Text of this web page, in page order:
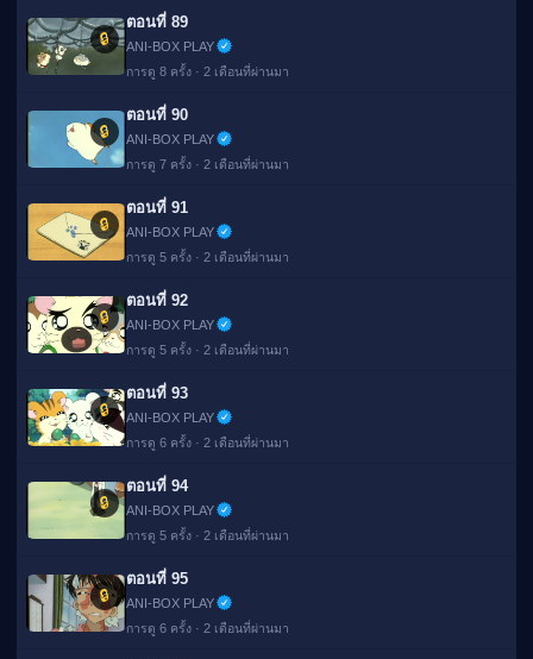
🔒
ตอนที่ 89
ANI-BOX PLAY
การดู 8 ครั้ง · 2 เดือนที่ผ่านมา
🔒
ตอนที่ 90
ANI-BOX PLAY
การดู 7 ครั้ง · 2 เดือนที่ผ่านมา
🔒
ตอนที่ 91
ANI-BOX PLAY
การดู 5 ครั้ง · 2 เดือนที่ผ่านมา
🔒
ตอนที่ 92
ANI-BOX PLAY
การดู 5 ครั้ง · 2 เดือนที่ผ่านมา
🔒
ตอนที่ 93
ANI-BOX PLAY
การดู 6 ครั้ง · 2 เดือนที่ผ่านมา
🔒
ตอนที่ 94
ANI-BOX PLAY
การดู 5 ครั้ง · 2 เดือนที่ผ่านมา
🔒
ตอนที่ 95
ANI-BOX PLAY
การดู 6 ครั้ง · 2 เดือนที่ผ่านมา